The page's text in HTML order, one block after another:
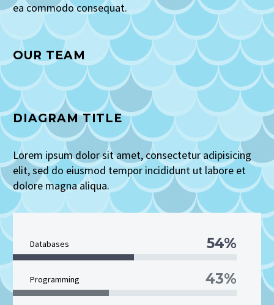
ea commodo consequat.
OUR TEAM
DIAGRAM TITLE
Lorem ipsum dolor sit amet, consectetur adipisicing
elit, sed do eiusmod tempor incididunt ut labore et
dolore magna aliqua.
Databases 54%
Programming 43%